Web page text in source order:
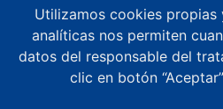
I+D
Plan Estratégico
Utilizamos cookies propias
analíticas nos permiten
datos del responsable del
clic en botón